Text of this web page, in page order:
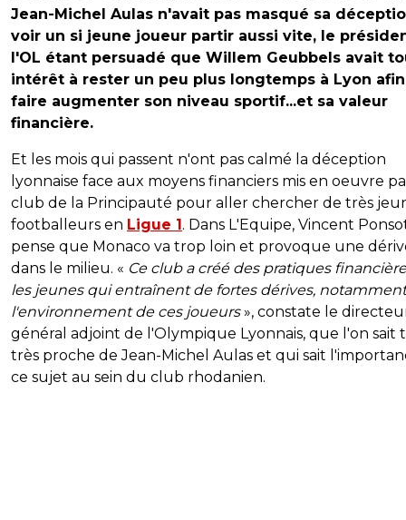
Jean-Michel Aulas n'avait pas masqué sa
voir un si jeune joueur partir aussi vite, le
l'OL étant persuadé que Willem Geubbels avait
intérêt à rester un peu plus longtemps à Lyon
faire augmenter son niveau sportif...et sa valeur
financière.
Et les mois qui passent n'ont pas calmé la déception
lyonnaise face aux moyens financiers mis en oeuvre
club de la Principauté pour aller chercher de très
footballeurs en Ligue 1 . Dans L'Equipe, Vincent
pense que Monaco va trop loin et provoque une
dans le milieu. « Ce club a créé des pratiques
les jeunes qui entraînent de fortes dérives,
l'environnement de ces joueurs», constate le
général adjoint de l'Olympique Lyonnais, que l'on sait
très proche de Jean-Michel Aulas et qui sait
ce sujet au sein du club rhodanien.